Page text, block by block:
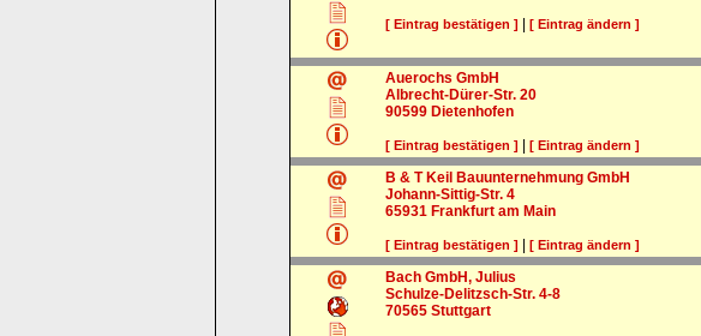
[ Eintrag bestätigen ] [ Eintrag ändern ]
Auerochs GmbH
Albrecht-Dürer-Str. 20
90599 Dietenhofen
[ Eintrag bestätigen ] [ Eintrag ändern ]
B & T Keil Bauunternehmung GmbH
Johann-Sittig-Str. 4
65931 Frankfurt am Main
[ Eintrag bestätigen ] [ Eintrag ändern ]
Bach GmbH, Julius
Schulze-Delitzsch-Str. 4-8
70565 Stuttgart